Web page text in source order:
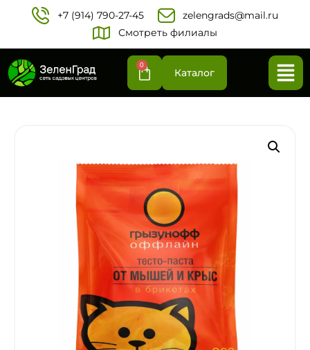
+7 (914) 790-27-45‬
zelengrads@mail.ru
Смотреть филиалы
0
Каталог